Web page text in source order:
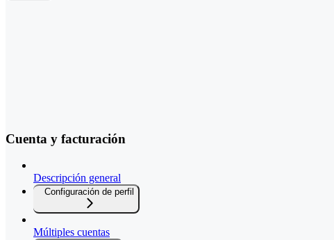
Cuenta y facturación
Descripción general
Configuración de perfil
Múltiples cuentas